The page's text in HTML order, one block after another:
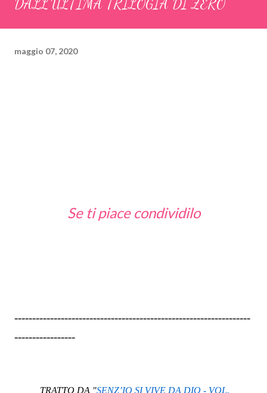
DALL'ULTIMA TRILOGIA DI ZERO
maggio 07, 2020
Se ti piace condividilo
------------------------------------------------------------------
-----------------
TRATTO DA "SENZ’IO SI VIVE DA DIO - VOL.